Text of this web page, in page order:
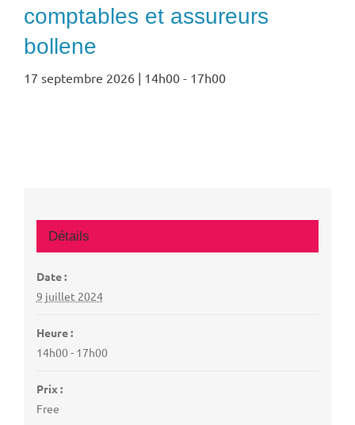
comptables et assureurs
bollene
17 septembre 2026 | 14h00 - 17h00
Détails
Date :
9 juillet 2024
Heure :
14h00 - 17h00
Prix :
Free